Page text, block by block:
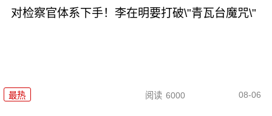
对检察官体系下手！李在明要打破\"青瓦台魔咒\"
最热 阅读 6000 08-06